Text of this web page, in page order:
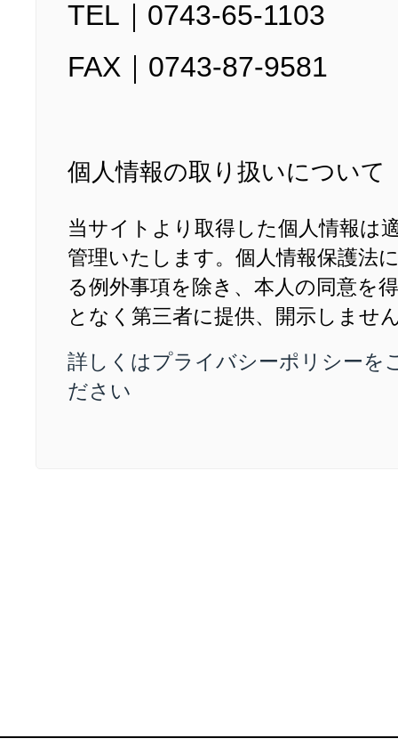
TEL｜0743-65-1103
FAX｜0743-87-9581
個人情報の取り扱いについて
当サイトより取得した個人情報は
管理いたします。個人情報保護法
る例外事項を除き、本人の同意を
となく第三者に提供、開示しませ
詳しくはプライバシーポリシーを
ださい